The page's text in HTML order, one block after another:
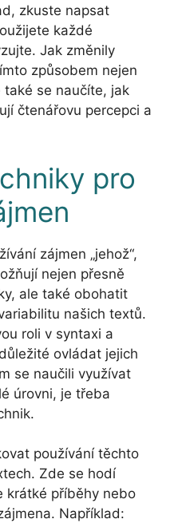
zkuste napsat
každé
Jak změnily
způsobem nejen
se naučíte, jak
čtenářovu percepci a
pro
zájmen „jehož“,
nejen přesně
ale také obohatit
našich textů.
roli v syntaxi a
ovládat jejich
se naučili využívat
úrovni, je třeba
používání těchto
Zde se hodí
krátké příběhy nebo
Například: